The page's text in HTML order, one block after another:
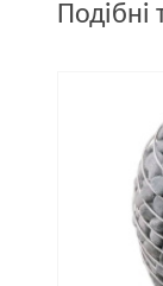
Подібні